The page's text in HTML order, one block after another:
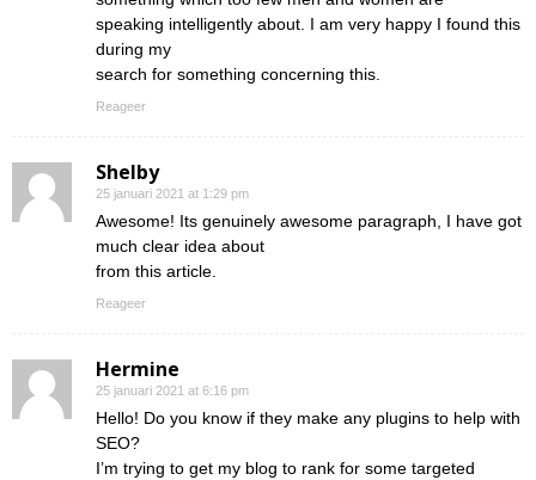
speaking intelligently about. I am very happy I found this
during my
search for something concerning this.
Reageer
Shelby
25 januari 2021 at 1:29 pm
Awesome! Its genuinely awesome paragraph, I have got
much clear idea about
from this article.
Reageer
Hermine
25 januari 2021 at 6:16 pm
Hello! Do you know if they make any plugins to help with
SEO?
I’m trying to get my blog to rank for some targeted